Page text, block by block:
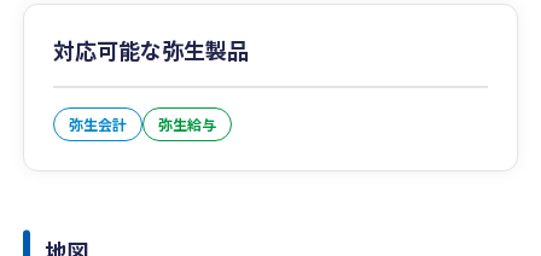
対応可能な弥生製品
弥生会計 弥生給与